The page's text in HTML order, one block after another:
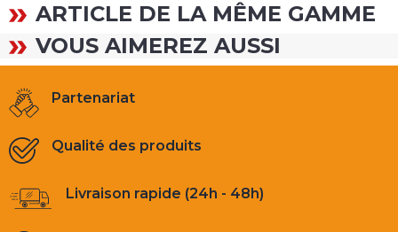
ARTICLE DE LA MÊME GAMME
VOUS AIMEREZ AUSSI
Partenariat
Qualité des produits
Livraison rapide (24h - 48h)